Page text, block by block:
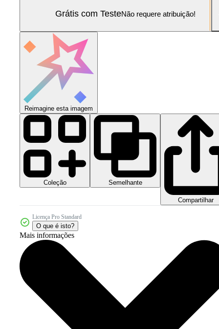
Grátis com TesteNão requere atribuição!
Reimagine esta imagem
Coleção Semelhante
Compartilhar
Licença Pro Standard
O que é isto?
Mais informações